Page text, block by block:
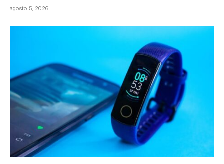
agosto 5, 2026